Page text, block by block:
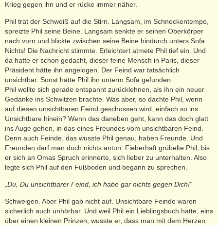
Krieg gegen ihn und er rücke immer näher.
Phil trat der Schweiß auf die Stirn. Langsam, im Schneckentempo,
spreizte Phil seine Beine. Langsam senkte er seinen Oberkörper
nach vorn und blickte zwischen seine Beine hindurch unters Sofa.
Nichts! Die Nachricht stimmte. Erleichtert atmete Phil tief ein. Und
da hatte er schon gedacht, dieser feine Mensch in Paris, dieser
Präsident hätte ihn angelogen. Der Feind war tatsächlich
unsichtbar. Sonst hätte Phil ihn unterm Sofa gefunden.
Phil wollte sich gerade entspannt zurücklehnen, als ihn ein neuer
Gedanke ins Schwitzen brachte. Was aber, so dachte Phil, wenn
auf diesen unsichtbaren Feind geschossen wird, einfach so ins
Unsichtbare hinein? Wenn das daneben geht, kann das doch glatt
ins Auge gehen, in das eines Freundes vom unsichtbaren Feind.
Denn auch Feinde, das wusste Phil genau, haben Freunde. Und
Freunden darf man doch nichts antun. Fieberhaft grübelte Phil, bis
er sich an Omas Spruch erinnerte, sich lieber zu unterhalten. Also
legte sich Phil auf den Fußboden und begann zu sprechen.
„Du, Du unsichtbarer Feind, ich habe gar nichts gegen Dich!“
Schweigen. Aber Phil gab nicht auf. Unsichtbare Feinde waren
sicherlich auch unhörbar. Und weil Phil ein Lieblingsbuch hatte, eins
über einen kleinen Prinzen, wusste er, dass man mit dem Herzen